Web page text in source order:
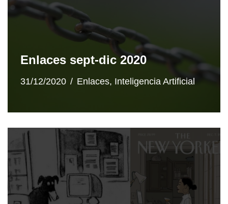
Enlaces sept-dic 2020
31/12/2020 Enlaces, Inteligencia Artificial